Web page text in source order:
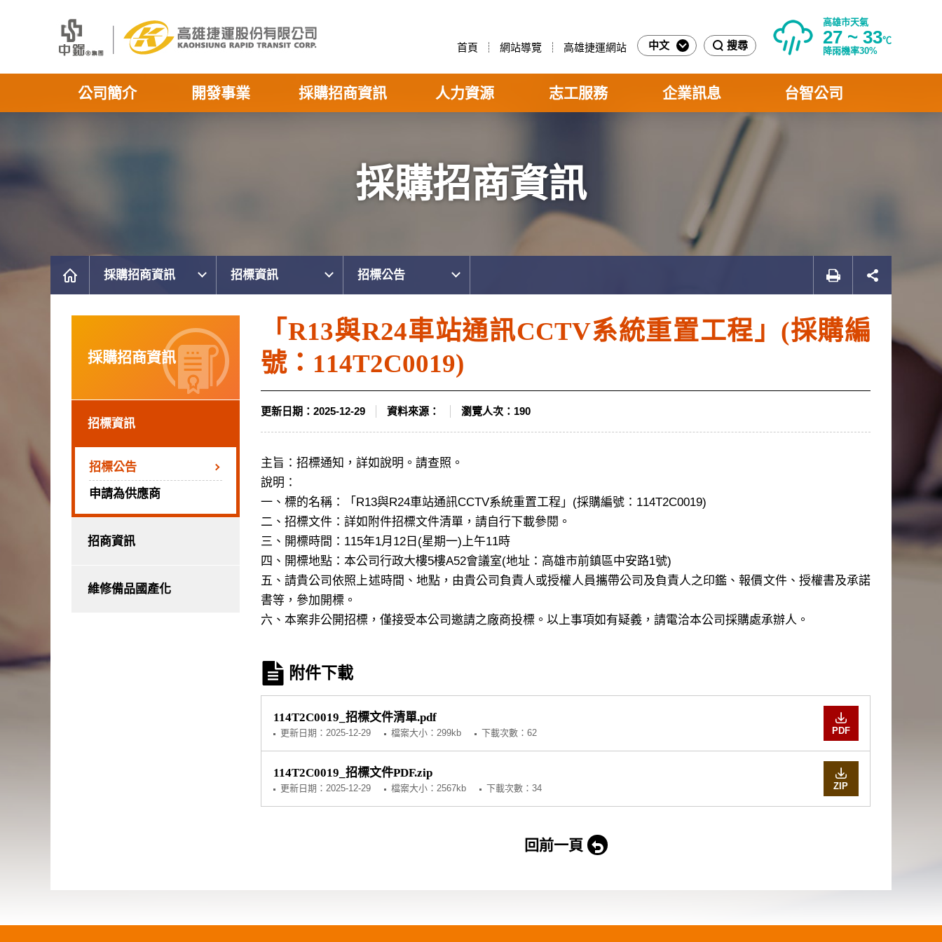
首頁 網站導覽 高雄捷運網站 中文 搜尋
高雄市天氣
27 ~ 33℃
降雨機率30%
公司簡介 開發事業 採購招商資訊 人力資源 志工服務 企業訊息 台智公司
採購招商資訊
採購招商資訊 招標資訊 招標公告
採購招商資訊
招標資訊
招標公告
申請為供應商
招商資訊
維修備品國產化
「R13與R24車站通訊CCTV系統重置工程」(採購編
號：114T2C0019)
更新日期： 2025-12-29 資料來源： 瀏覽人次： 190
主旨：招標通知，詳如說明。請查照。
說明：
一、標的名稱：「R13與R24車站通訊CCTV系統重置工程」(採購編號：114T2C0019)
二、招標文件：詳如附件招標文件清單，請自行下載參閱。
三、開標時間：115年1月12日(星期一)上午11時
四、開標地點：本公司行政大樓5樓A52會議室(地址：高雄市前鎮區中安路1號)
五、請貴公司依照上述時間、地點，由貴公司負責人或授權人員攜帶公司及負責人之印鑑、報價文件、授權書及承諾
書等，參加開標。
六、本案非公開招標，僅接受本公司邀請之廠商投標。以上事項如有疑義，請電洽本公司採購處承辦人。
附件下載
114T2C0019_招標文件清單.pdf
更新日期： 2025-12-29 檔案大小：299kb 下載次數：62 PDF
114T2C0019_招標文件PDF.zip
更新日期： 2025-12-29 檔案大小：2567kb 下載次數：34 ZIP
回前一頁